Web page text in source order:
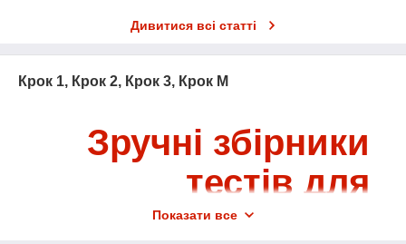
Дивитися всі статті
Крок 1, Крок 2, Крок 3, Крок M
Зручні збірники
тестів для
студентів-
Показати все